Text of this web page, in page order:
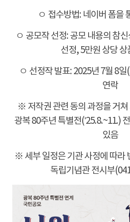
ㅇ 접수방법: 네이버 폼을
ㅇ 공모작 선정: 공모 내용의 참
선정, 5만원 상당 상
ㅇ 선정작 발표: 2025년 7월 8
연락
※ 저작권 관련 동의 과정을 거
광복 80주년 특별전(’25.8.~11.)
있음
※ 세부 일정은 기관 사정에 따라
독립기념관 전시부